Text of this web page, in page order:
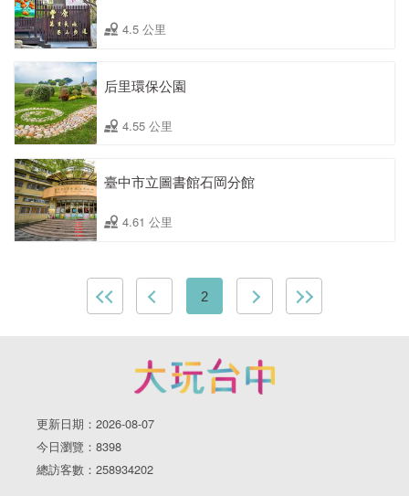
4.5 公里
后里環保公園
4.55 公里
臺中市立圖書館石岡分館
4.61 公里
2
更新日期：2026-08-07
今日瀏覽：8398
總訪客數：258934202